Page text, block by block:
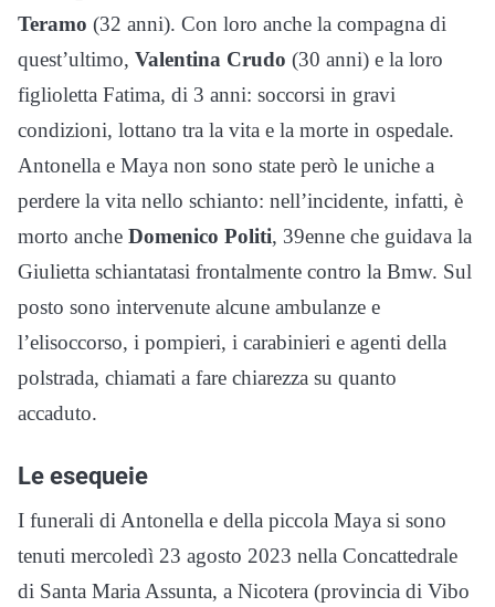
Teramo (32 anni). Con loro anche la compagna di
quest’ultimo, Valentina Crudo (30 anni) e la loro
figlioletta Fatima, di 3 anni: soccorsi in gravi
condizioni, lottano tra la vita e la morte in ospedale.
Antonella e Maya non sono state però le uniche a
perdere la vita nello schianto: nell’incidente, infatti, è
morto anche Domenico Politi, 39enne che guidava la
Giulietta schiantatasi frontalmente contro la Bmw. Sul
posto sono intervenute alcune ambulanze e
l’elisoccorso, i pompieri, i carabinieri e agenti della
polstrada, chiamati a fare chiarezza su quanto
accaduto.
Le esequeie
I funerali di Antonella e della piccola Maya si sono
tenuti mercoledì 23 agosto 2023 nella Concattedrale
di Santa Maria Assunta, a Nicotera (provincia di Vibo